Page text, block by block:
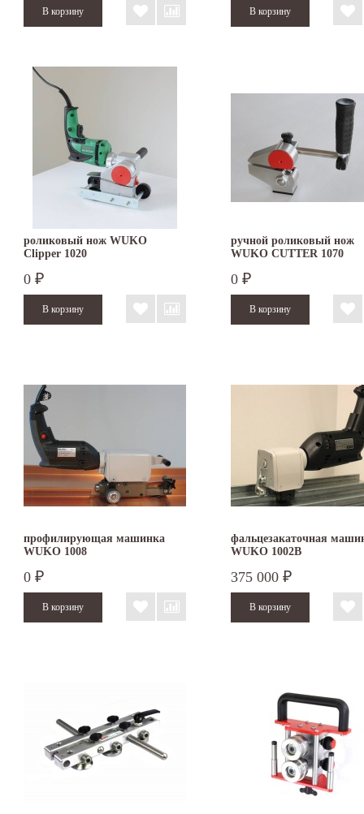
роликовый нож WUKO
Clipper 1020
0 ₽
ручной роликовый нож
WUKO CUTTER 1070
0 ₽
профилирующая машинка
WUKO 1008
0 ₽
фальцезакаточная
WUKO 1002В
375 000 ₽